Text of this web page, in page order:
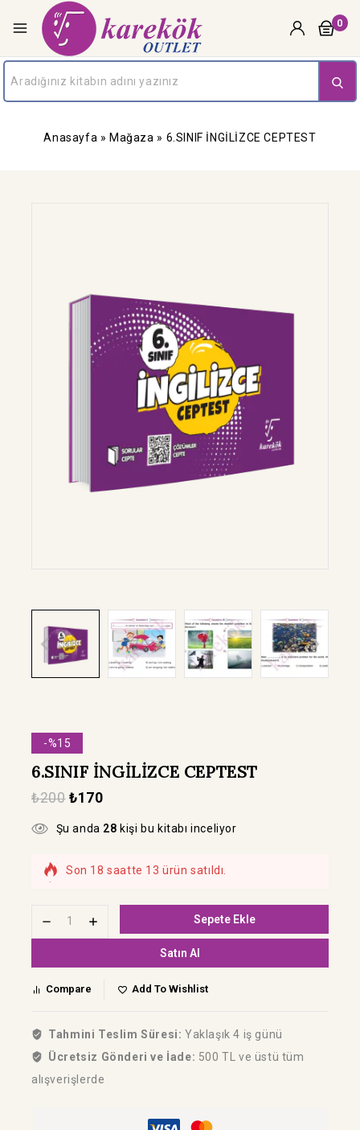
0
Anasayfa » Mağaza » 6.SINIF İNGİLİZCE CEPTEST
-%15
6.SINIF İNGİLİZCE CEPTEST
₺200 ₺170
Şu anda 28 kişi bu kitabı inceliyor
Son 18 saatte 13 ürün satıldı.
Sepete Ekle
Satın Al
Compare Add To Wishlist
Tahmini Teslim Süresi: Yaklaşık 4 iş günü
Ücretsiz Gönderi ve İade: 500 TL ve üstü tüm
alışverişlerde